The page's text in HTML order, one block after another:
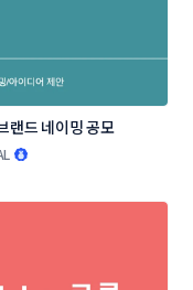
랜드 네이밍 공모